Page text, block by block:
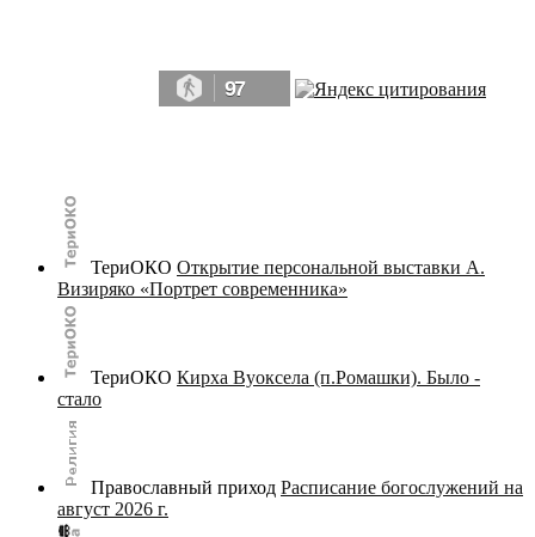
97
ТериОКО Открытие персональной выставки А.
Визиряко «Портрет современника»
ТериОКО Кирха Вуоксела (п.Ромашки). Было -
стало
Православный приход Расписание богослужений на
август 2026 г.